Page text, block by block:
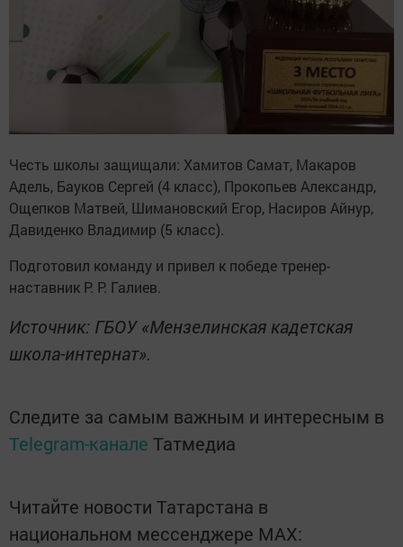
Честь школы защищали: Хамитов Самат, Макаров
Адель, Бауков Сергей (4 класс), Прокопьев Александр,
Ощепков Матвей, Шимановский Егор, Насиров Айнур,
Давиденко Владимир (5 класс).
Подготовил команду и привел к победе тренер-
наставник Р. Р. Галиев.
Источник: ГБОУ «Мензелинская кадетская
школа-интернат».
Следите за самым важным и интересным в
Telegram-канале Татмедиа
Читайте новости Татарстана в
национальном мессенджере MАХ: